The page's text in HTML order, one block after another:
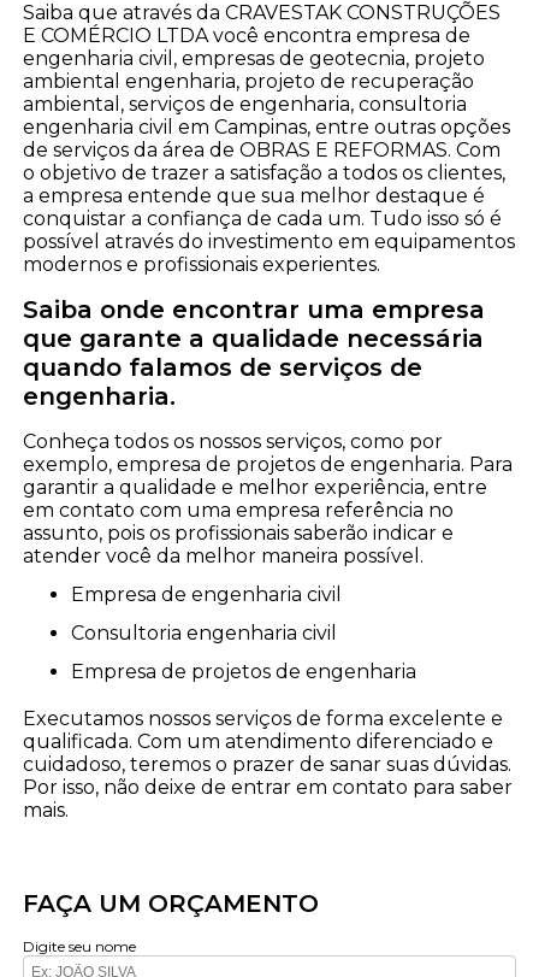
Saiba que através da CRAVESTAK CONSTRUÇÕES
E COMÉRCIO LTDA você encontra empresa de
engenharia civil, empresas de geotecnia, projeto
ambiental engenharia, projeto de recuperação
ambiental, serviços de engenharia, consultoria
engenharia civil em Campinas, entre outras opções
de serviços da área de OBRAS E REFORMAS. Com
o objetivo de trazer a satisfação a todos os clientes,
a empresa entende que sua melhor destaque é
conquistar a confiança de cada um. Tudo isso só é
possível através do investimento em equipamentos
modernos e profissionais experientes.
Saiba onde encontrar uma empresa
que garante a qualidade necessária
quando falamos de serviços de
engenharia.
Conheça todos os nossos serviços, como por
exemplo, empresa de projetos de engenharia. Para
garantir a qualidade e melhor experiência, entre
em contato com uma empresa referência no
assunto, pois os profissionais saberão indicar e
atender você da melhor maneira possível.
empresa de engenharia civil
consultoria engenharia civil
empresa de projetos de engenharia
Executamos nossos serviços de forma excelente e
qualificada. Com um atendimento diferenciado e
cuidadoso, teremos o prazer de sanar suas dúvidas.
Por isso, não deixe de entrar em contato para saber
mais.
FAÇA UM ORÇAMENTO
Digite seu nome